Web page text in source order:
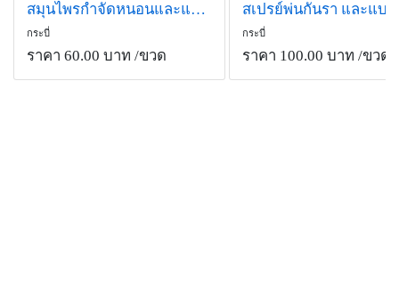
สมุนไพรกำจัดหนอนและแมลง ออร์คิด โกลด์เด้น Extra 270ซีซี
กระบี่
ราคา 60.00 บาท /ขวด
กระบี่
ราคา 100.00 บาท /ขวด